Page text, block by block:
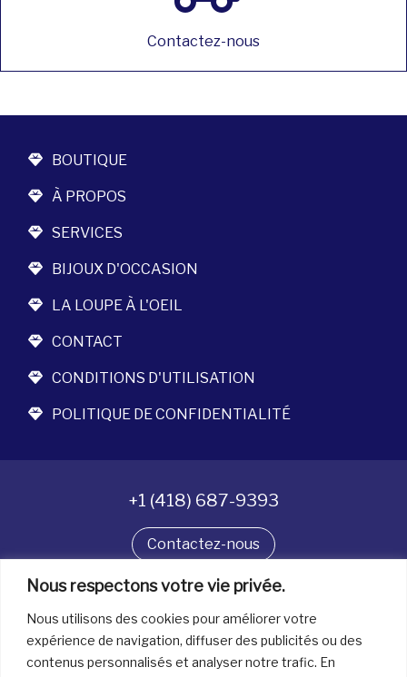
Nous respectons votre vie privée.
Nous utilisons des cookies pour améliorer votre
expérience de navigation, diffuser des publicités ou des
contenus personnalisés et analyser notre trafic. En
Contactez-nous
BOUTIQUE
À PROPOS
SERVICES
BIJOUX D'OCCASION
LA LOUPE À L'OEIL
CONTACT
CONDITIONS D'UTILISATION
POLITIQUE DE CONFIDENTIALITÉ
+1 (418) 687-9393
Contactez-nous
Suivez-nous
Tous droits réservés. © La boîte à bijoux 2026